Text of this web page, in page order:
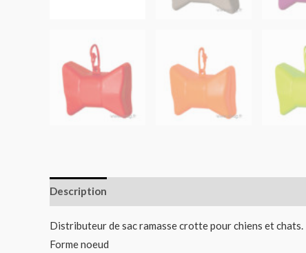
Description
Distributeur de sac ramasse crotte pour chiens et chats.
Forme noeud